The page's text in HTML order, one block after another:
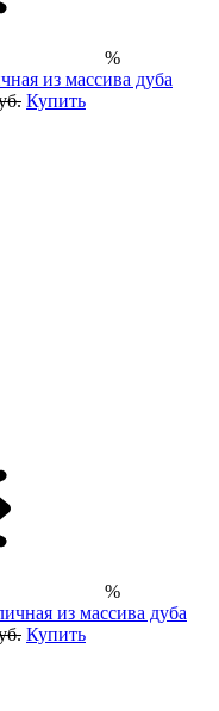
%
из массива дуба
Купить
%
из массива дуба
Купить